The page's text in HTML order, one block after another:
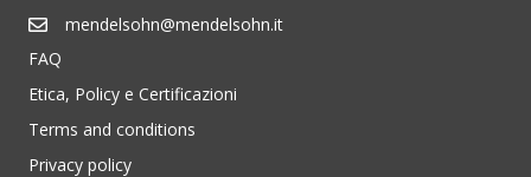
mendelsohn@mendelsohn.it
FAQ
Etica, Policy e Certificazioni
Terms and conditions
Privacy policy